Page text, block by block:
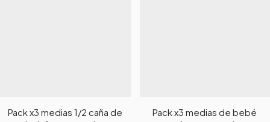
Pack x3 medias 1/2 caña de
Pack x3 medias de bebé